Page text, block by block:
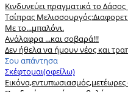
Κινδυνεύει πραγματικά το Δάσος
Tσίπρας
Με το...μπαλόνι.
Ανάλαφρα ...και σοβαρά!!!
Δεν ήθελα να ήμουν νέος και
Σου απάντησα
Σκέφτομαι(οφείλω)